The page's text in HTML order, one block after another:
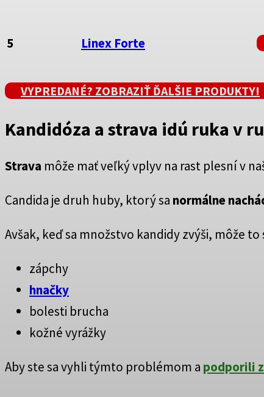
5 Linex Forte
VYPREDANÉ? ZOBRAZIŤ ĎALŠIE PRODUKTY!
Kandidóza a strava idú ruka v
Strava môže mať veľký vplyv na rast plesní v
Candida je druh huby, ktorý sa normálne
Avšak, keď sa množstvo kandidy zvýši, môže
zápchy
hnačky
bolesti brucha
kožné vyrážky
Aby ste sa vyhli týmto problémom a podporili